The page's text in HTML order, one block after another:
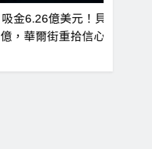
6.26億美元！貝萊
華爾街重拾信心